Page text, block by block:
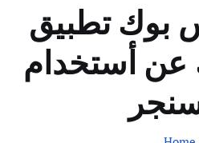
بوك تطبيق
عن أستخدام